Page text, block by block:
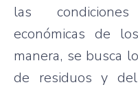
las
económicas de
manera, se busca
de residuos y